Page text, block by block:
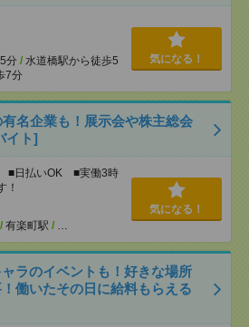
分 / 水道橋駅から徒歩5
7分
気になる！
名企業も！展示会や株主総会
イト]
■日払いOK ■実働3時
！
/ 有楽町駅 / …
気になる！
ラのイベントも！好きな場所
働いたその日に給料もらえる